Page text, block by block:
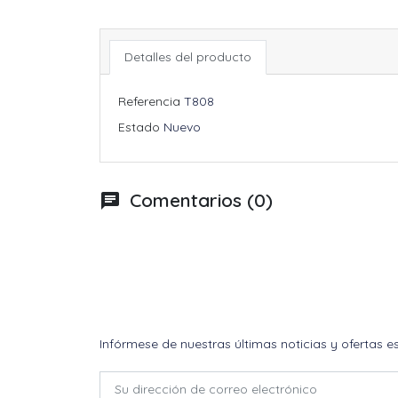
Detalles del producto
Referencia T808
Estado Nuevo
chat Comentarios (0)
Infórmese de nuestras últimas noticias y ofertas